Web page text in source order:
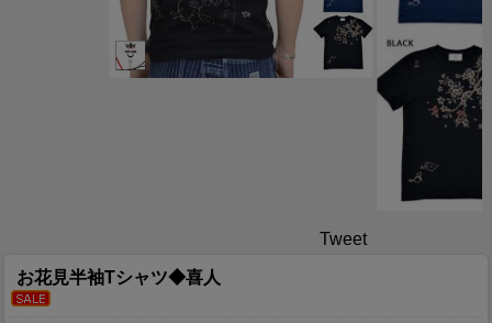
Tweet
お花見半袖Tシャツ◆喜人